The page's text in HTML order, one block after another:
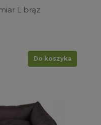
L brąz
Do koszyka